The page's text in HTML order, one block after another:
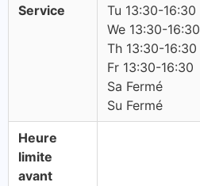
Service
Tu 13:30-16:30
We 13:30-16:30
Th 13:30-16:30
Fr 13:30-16:30
Sa Fermé
Su Fermé
Heure
limite
avant